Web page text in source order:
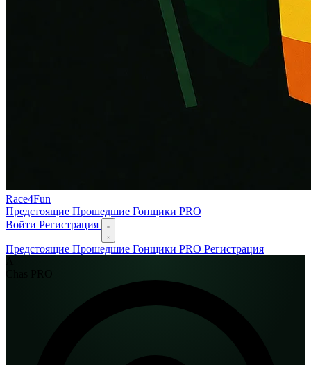
Race4Fun
Предстоящие Прошедшие Гонщики PRO
Войти Регистрация
Предстоящие Прошедшие Гонщики PRO Регистрация